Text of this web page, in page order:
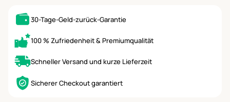
30-Tage-Geld-zurück-Garantie
100 % Zufriedenheit & Premiumqualität
Schneller Versand und kurze Lieferzeit
Sicherer Checkout garantiert